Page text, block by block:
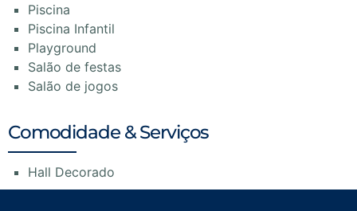
Piscina
Piscina Infantil
Playground
Salão de festas
Salão de jogos
Comodidade & Serviços
Hall Decorado